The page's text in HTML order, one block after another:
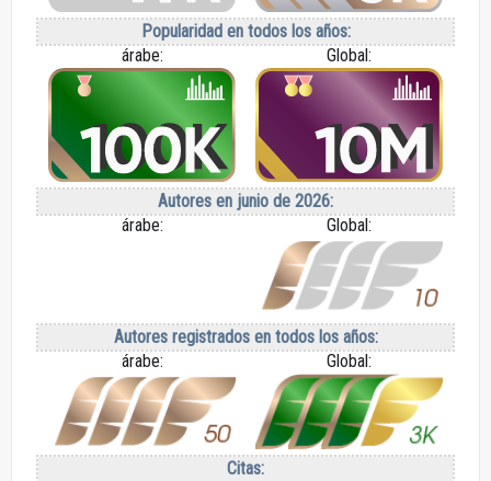
Popularidad en todos los años:
árabe:
Global:
Autores en junio de 2026:
árabe:
Global:
Autores registrados en todos los años:
árabe:
Global:
Citas: